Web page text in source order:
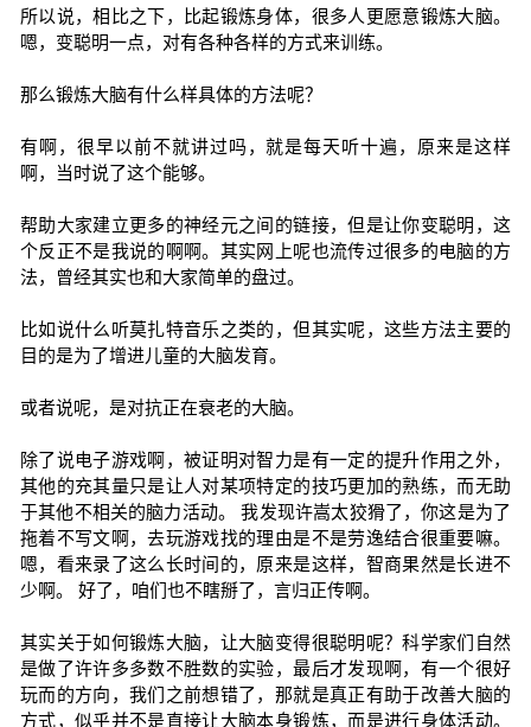
所以说，相比之下，比起锻炼身体，很多人更愿意锻炼大脑。
嗯，变聪明一点，对有各种各样的方式来训练。
那么锻炼大脑有什么样具体的方法呢？
有啊，很早以前不就讲过吗，就是每天听十遍，原来是这样
啊，当时说了这个能够。
帮助大家建立更多的神经元之间的链接，但是让你变聪明，这
个反正不是我说的啊啊。其实网上呢也流传过很多的电脑的方
法，曾经其实也和大家简单的盘过。
比如说什么听莫扎特音乐之类的，但其实呢，这些方法主要的
目的是为了增进儿童的大脑发育。
或者说呢，是对抗正在衰老的大脑。
除了说电子游戏啊，被证明对智力是有一定的提升作用之外，
其他的充其量只是让人对某项特定的技巧更加的熟练，而无助
于其他不相关的脑力活动。 我发现许嵩太狡猾了，你这是为了
拖着不写文啊，去玩游戏找的理由是不是劳逸结合很重要嘛。
嗯，看来录了这么长时间的，原来是这样，智商果然是长进不
少啊。 好了，咱们也不瞎掰了，言归正传啊。
其实关于如何锻炼大脑，让大脑变得很聪明呢？科学家们自然
是做了许许多多数不胜数的实验，最后才发现啊，有一个很好
玩而的方向，我们之前想错了，那就是真正有助于改善大脑的
方式，似乎并不是直接让大脑本身锻炼，而是进行身体活动。